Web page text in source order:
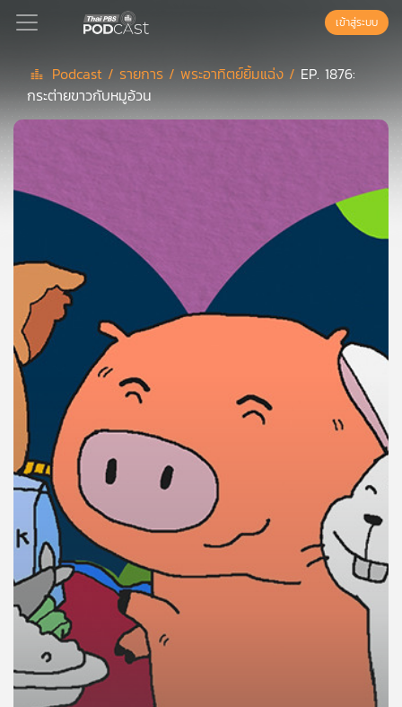
Podcast
ย์
เพล
ย์
ลิ
สต์
ของ
คุณ
เพลง
บทความ
ข่าว
และ
กิจกรรม
เข้าสู่ระบบ
Podcast / รายการ /พระอาทิตย์ยิ้มแฉ่ง / EP. 1876:
กระต่ายขาวกับหมูอ้วน